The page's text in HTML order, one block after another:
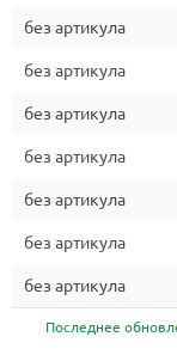
без артикула
без артикула
без артикула
без артикула
без артикула
без артикула
без артикула
Последнее